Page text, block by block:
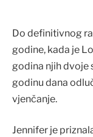
Do definitivnog
godine, kada je
godina njih dvoje
godinu dana
vjenčanje.
Jennifer je